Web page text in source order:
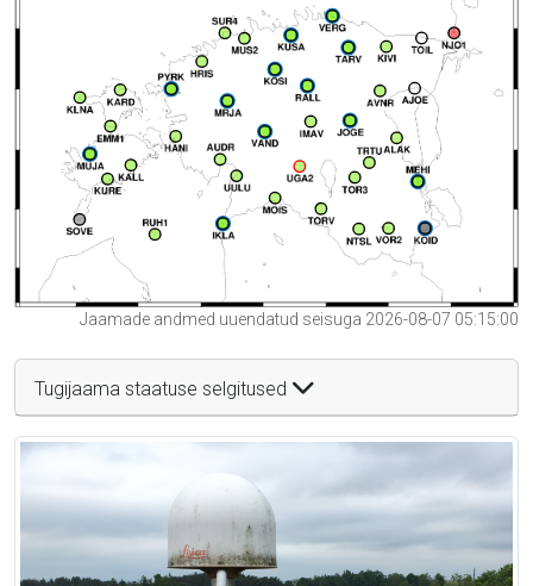
Jaamade andmed uuendatud seisuga 2026-08-07 05:15:00
Tugijaama staatuse selgitused